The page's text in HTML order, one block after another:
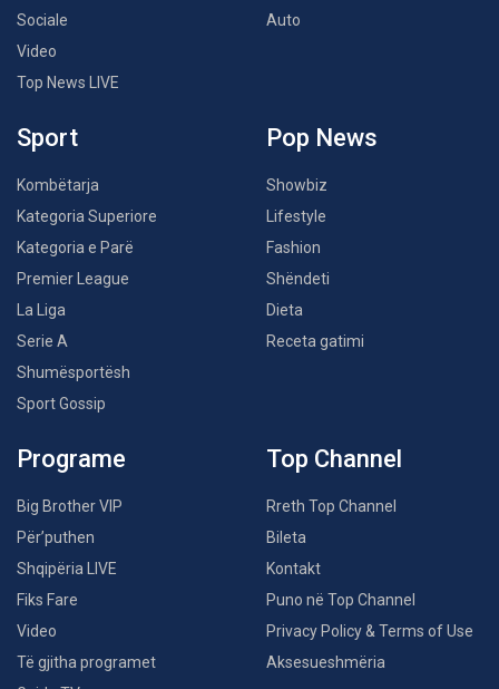
Sociale
Video
Top News LIVE
Auto
Sport
Kombëtarja
Kategoria Superiore
Kategoria e Parë
Premier League
La Liga
Serie A
Shumësportësh
Sport Gossip
Pop News
Showbiz
Lifestyle
Fashion
Shëndeti
Dieta
Receta gatimi
Programe
Big Brother VIP
Për’puthen
Shqipëria LIVE
Fiks Fare
Video
Të gjitha programet
Top Channel
Rreth Top Channel
Bileta
Kontakt
Puno në Top Channel
Privacy Policy & Terms of Use
Aksesueshmëria